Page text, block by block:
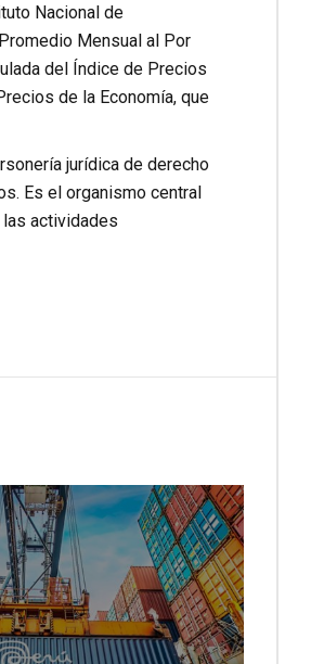
Nacional de
Mensual al Por
del Índice de Precios
de la Economía, que
jurídica de derecho
Es el organismo central
las actividades